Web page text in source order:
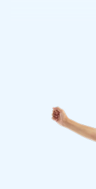
professionali
ad un garage o
per auto
la tua auto nel
protezione. Opti
tu stesso la
tuo quattro